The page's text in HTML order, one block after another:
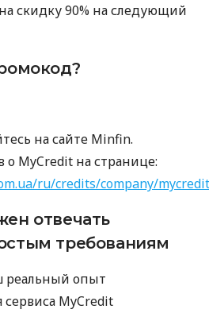
скидку 90% на следующий
на сайте Minfin.
о MyCredit на странице:
ru/credits/company/
отвечать
требованиям
реальный опыт
сервиса MyCredit